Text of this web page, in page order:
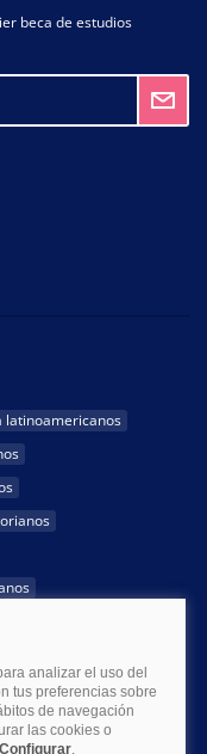
beca de estudios
latinoamericanos